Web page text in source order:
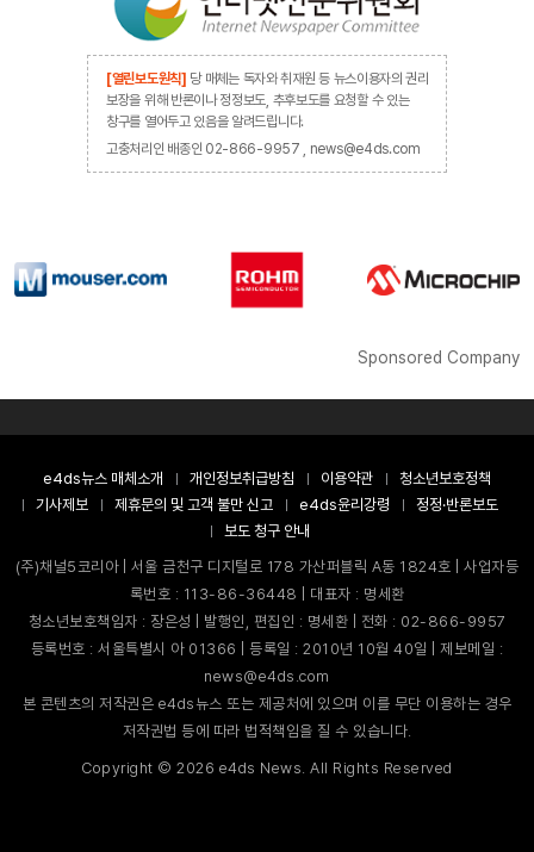
[열린보도원칙] 당 매체는 독자와 취재원 등 뉴스이용자의 권리
보장을 위해 반론이나 정정보도, 추후보도를 요청할 수 있는
창구를 열어두고 있음을 알려드립니다.
고충처리인 배종인 02-866-9957 , news@e4ds.com
Sponsored Company
e4ds뉴스 매체소개 개인정보취급방침 이용약관
청소년보호정책
기사제보
제휴문의 및 고객 불만 신고 e4ds윤리강령
정정·반론보도
보도 청구 안내
(주)채널5코리아 | 서울 금천구 디지털로 178 가산퍼블릭 A동 1824호 | 사업자등
록번호 : 113-86-36448 | 대표자 : 명세환
청소년보호책임자 : 장은성 | 발행인, 편집인 : 명세환 | 전화 : 02-866-9957
등록번호 : 서울특별시 아 01366 | 등록일 : 2010년 10월 40일 | 제보메일 :
news@e4ds.com
본 콘텐츠의 저작권은 e4ds뉴스 또는 제공처에 있으며 이를 무단 이용하는 경우
저작권법 등에 따라 법적책임을 질 수 있습니다.
Copyright ©2026 e4ds News. All Rights Reserved